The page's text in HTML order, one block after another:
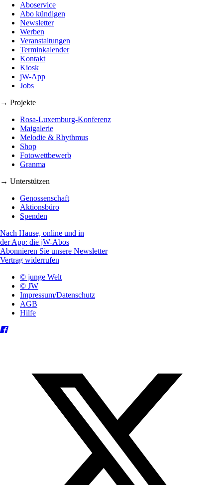
Aboservice
Abo kündigen
Newsletter
Werben
Veranstaltungen
Terminkalender
Kontakt
Kiosk
jW-App
Jobs
→ Projekte
Rosa-Luxemburg-Konferenz
Maigalerie
Melodie & Rhythmus
Shop
Fotowettbewerb
Granma
→ Unterstützen
Genossenschaft
Aktionsbüro
Spenden
Nach Hause, online und in
der App: die jW-Abos
Abonnieren Sie unsere Newsletter
Vertrag widerrufen
© junge Welt
© JW
Impressum/Datenschutz
AGB
Hilfe